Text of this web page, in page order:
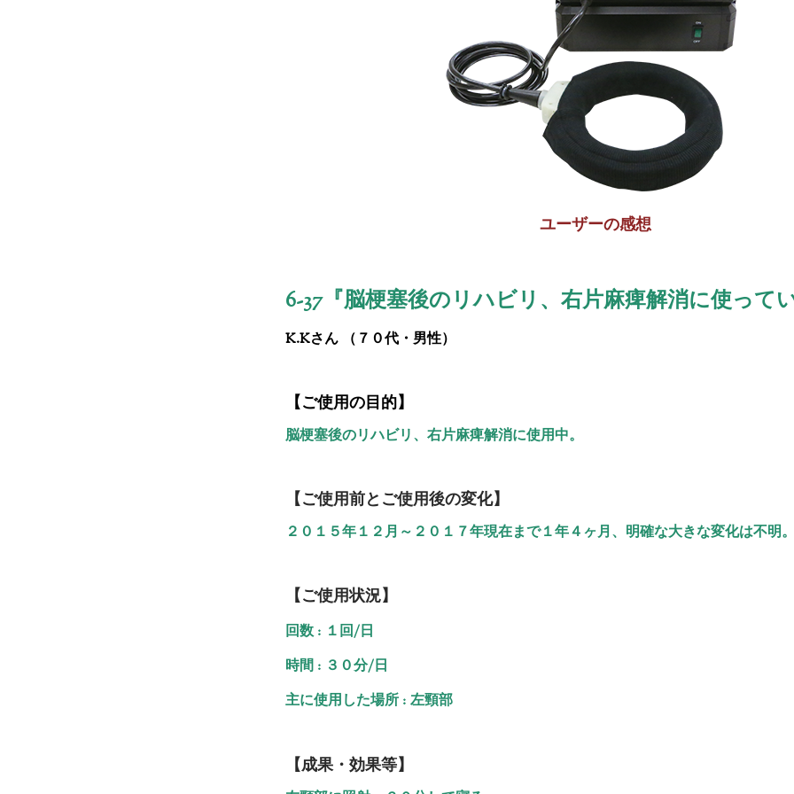
ユーザーの感想
6-37『脳梗塞後のリハビリ、右片麻痺解消に使って
K.Kさん （７０代・男性）
【ご使用の目的】
脳梗塞後のリハビリ、右片麻痺解消に使用中。
【ご使用前とご使用後の変化】
２０１５年１２月～２０１７年現在まで１年４ヶ月、明確な大きな変化は不明。
【ご使用状況】
回数 : １回/日
時間 : ３０分/日
主に使用した場所 : 左頸部
【成果・効果等】